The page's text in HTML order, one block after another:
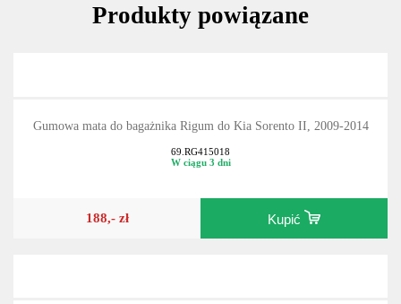
Produkty powiązane
Gumowa mata do bagażnika Rigum do Kia Sorento II, 2009-2014
69.RG415018
W ciągu 3 dni
188,- zł Kupić